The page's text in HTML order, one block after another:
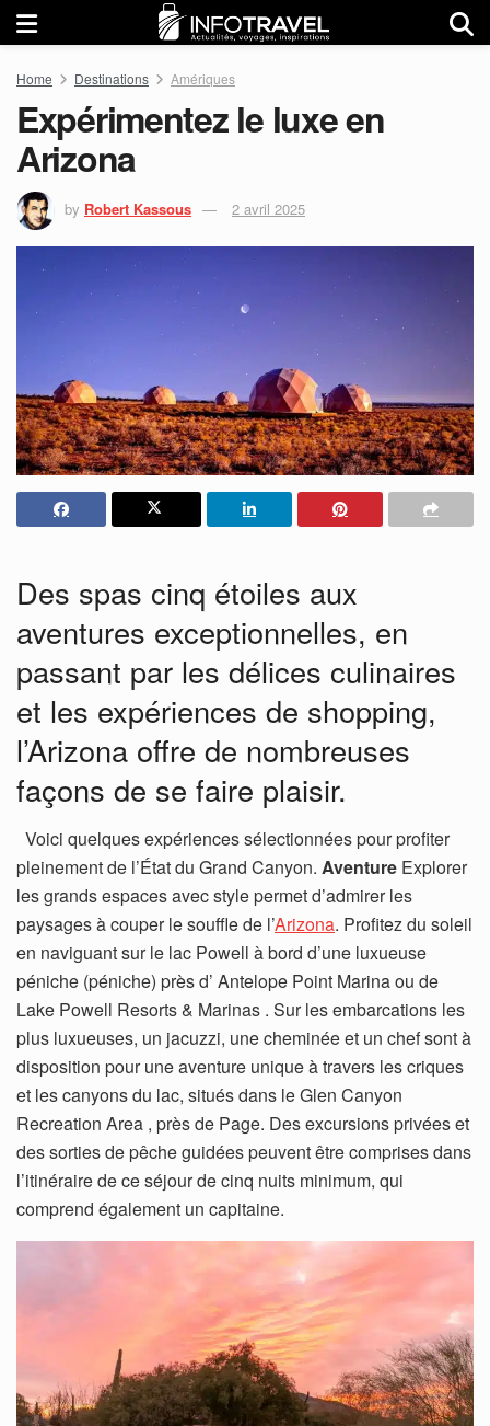
Home Destinations Amériques
Expérimentez le luxe en
Arizona
by Robert Kassous 2 avril 2025
Des spas cinq étoiles aux
aventures exceptionnelles, en
passant par les délices culinaires
et les expériences de shopping,
l’Arizona offre de nombreuses
façons de se faire plaisir.
Voici quelques expériences sélectionnées pour profiter
pleinement de l’État du Grand Canyon. Aventure Explorer
les grands espaces avec style permet d’admirer les
paysages à couper le souffle de l’Arizona. Profitez du soleil
en naviguant sur le lac Powell à bord d’une luxueuse
péniche (péniche) près d’ Antelope Point Marina ou de
Lake Powell Resorts & Marinas . Sur les embarcations les
plus luxueuses, un jacuzzi, une cheminée et un chef sont à
disposition pour une aventure unique à travers les criques
et les canyons du lac, situés dans le Glen Canyon
Recreation Area , près de Page. Des excursions privées et
des sorties de pêche guidées peuvent être comprises dans
l’itinéraire de ce séjour de cinq nuits minimum, qui
comprend également un capitaine.